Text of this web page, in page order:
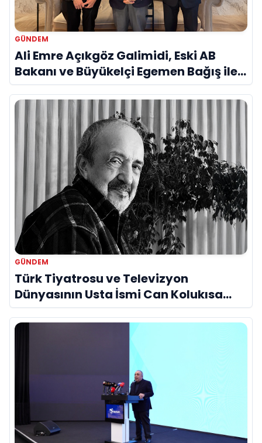
GÜNDEM
Ali Emre Açıkgöz Galimidi, Eski AB
Bakanı ve Büyükelçi Egemen Bağış ile
Bir Araya Geldi
GÜNDEM
Türk Tiyatrosu ve Televizyon
Dünyasının Usta İsmi Can Kolukısa
Hayatını Kaybetti